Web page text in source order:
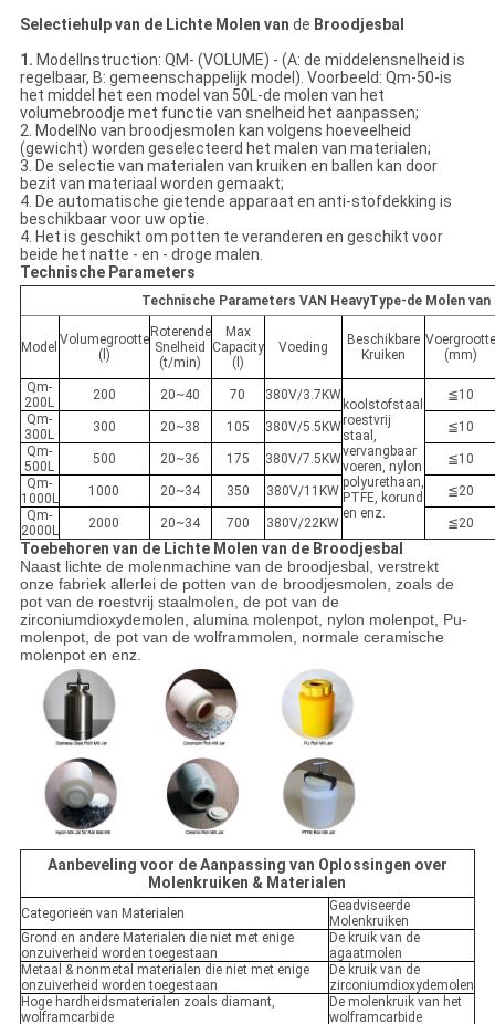
Selectiehulp van de Lichte Molen van de Broodjesbal
1. ModelInstruction: QM- (VOLUME) - (A: de middelensnelheid is
regelbaar, B: gemeenschappelijk model). Voorbeeld: Qm-50-is
het middel het een model van 50L-de molen van het
volumebroodje met functie van snelheid het aanpassen;
2. ModelNo van broodjesmolen kan volgens hoeveelheid
(gewicht) worden geselecteerd het malen van materialen;
3. De selectie van materialen van kruiken en ballen kan door
bezit van materiaal worden gemaakt;
4. De automatische gietende apparaat en anti-stofdekking is
beschikbaar voor uw optie.
4. Het is geschikt om potten te veranderen en geschikt voor
beide het natte - en - droge malen.
Technische Parameters
Technische Parameters VAN HeavyType-de Molen
Model Volumegrootte
(l)
Roterende
Snelheid
(t/min)
Max
Capacity
(l)
Voeding
Beschikbare
Kruiken
Voergrootte
(mm)
Qm-
200L
200 20~40 70 380V/3.7KW
koolstofstaal
roestvrij
staal,
vervangbaar
voeren, nylon
polyurethaan,
PTFE, korund
en enz.
≦10
Qm-
300L
300 20~38 105 380V/5.5KW
≦10
Qm-
500L
500 20~36 175 380V/7.5KW
≦10
Qm-
1000L
1000 20~34 350 380V/11KW
≦20
Qm-
2000L
2000 20~34 700 380V/22KW ≦20
Toebehoren van de Lichte Molen van de Broodjesbal
Naast lichte de molenmachine van de broodjesbal, verstrekt
onze fabriek allerlei de potten van de broodjesmolen, zoals de
pot van de roestvrij staalmolen, de pot van de
zirconiumdioxydemolen, alumina molenpot, nylon molenpot, Pu-
molenpot, de pot van de wolframmolen, normale ceramische
molenpot en enz.
Aanbeveling voor de Aanpassing van Oplossingen over
Molenkruiken & Materialen
Categorieën van Materialen
Geadviseerde
Molenkruiken
Grond en andere Materialen die niet met enige
onzuiverheid worden toegestaan
De kruik van de
agaatmolen
Metaal & nonmetal materialen die niet met enige
onzuiverheid worden toegestaan
De kruik van de
zirconiumdioxydemolen
Hoge hardheidsmaterialen zoals diamant,
wolframcarbide
De molenkruik van het
wolframcarbide